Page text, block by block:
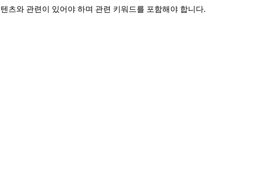
츠와 관련이 있어야 하며 관련 키워드를 포함해야 합니다.